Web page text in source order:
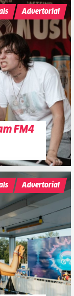
FM4
Advertorial
Advertorial